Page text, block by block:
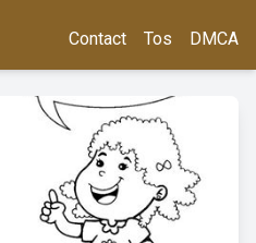
Contact Tos DMCA